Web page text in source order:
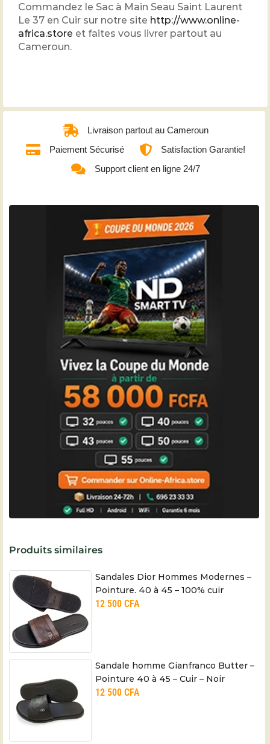
Commandez le Sac à Main Seau Saint Laurent
Le 37 en Cuir sur notre site http://www.online-
africa.store et faites vous livrer partout au
Cameroun.
Livraison partout au Cameroun
Paiement Sécurisé
Satisfaction Garantie!
Support client en ligne 24/7
Produits similaires
Sandales Dior Hommes Modernes –
Pointure. 40 à 45 – 100% cuir
12 500 CFA
Sandale homme Gianfranco Butter –
Pointure 40 à 45 – Cuir – Noir
12 500 CFA